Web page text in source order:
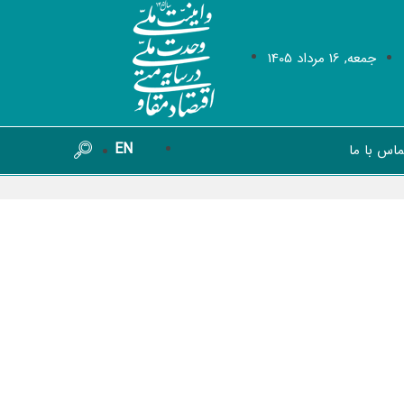
جمعه, 16 مرداد 1405
با ما EN